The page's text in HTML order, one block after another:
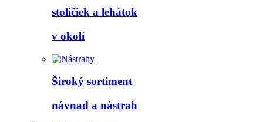
stoličiek a lehátok
v okolí
Široký sortiment
návnad a nástrah